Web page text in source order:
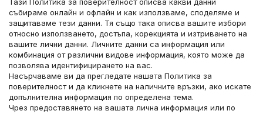
събираме онлайн и офлайн и как използваме, споделяме и
защитаваме тези данни. Тя също така описва вашите избори
относно използването, достъпа, корекцията и изтриването на
вашите лични данни. Личните данни са информация или
комбинация от различни видове информация, която може да
позволява идентифицирането на вас.
Насърчаваме ви да прегледате нашата Политика за
поверителност и да кликнете на наличните връзки, ако искате
допълнителна информация по определена тема.
Чрез предоставянето на вашата лична информация или по